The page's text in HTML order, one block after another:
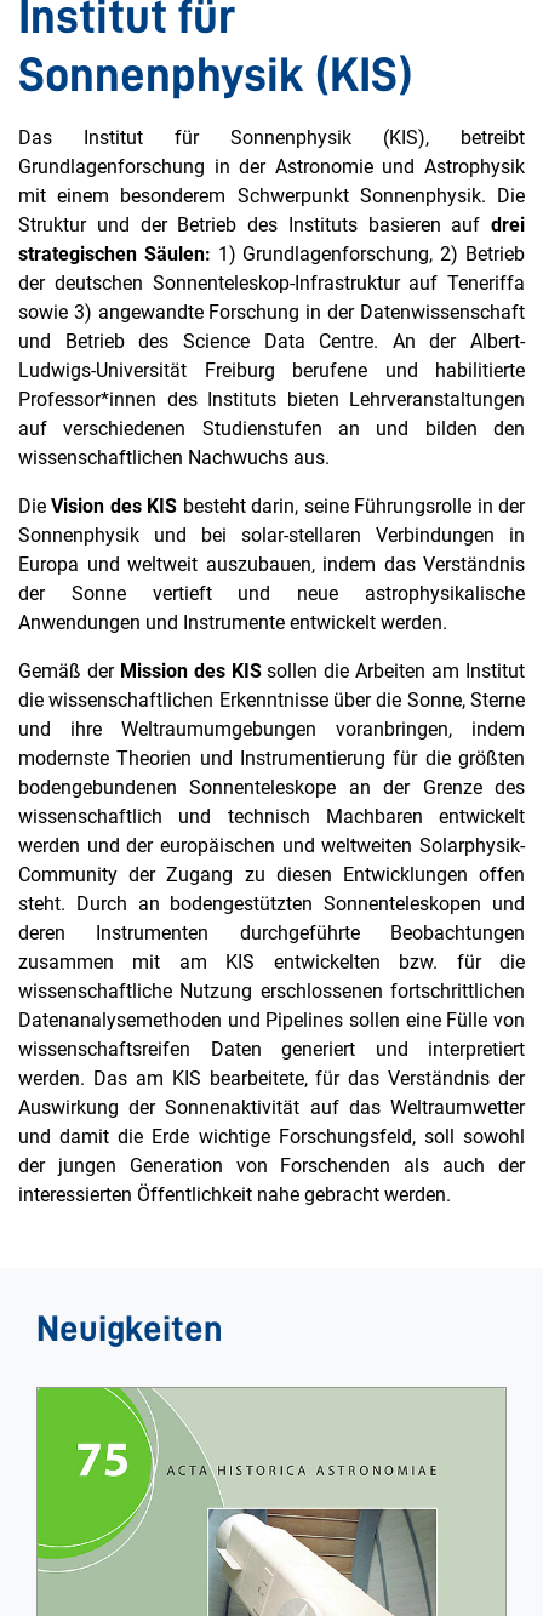
Institut für
Sonnenphysik (KIS)
Das Institut für Sonnenphysik (KIS), betreibt
Grundlagenforschung in der Astronomie und Astrophysik
mit einem besonderem Schwerpunkt Sonnenphysik. Die
Struktur und der Betrieb des Instituts basieren auf drei
strategischen Säulen: 1) Grundlagenforschung, 2) Betrieb
der deutschen Sonnenteleskop-Infrastruktur auf Teneriffa
sowie 3) angewandte Forschung in der Datenwissenschaft
und Betrieb des Science Data Centre. An der Albert-
Ludwigs-Universität Freiburg berufene und habilitierte
Professor*innen des Instituts bieten Lehrveranstaltungen
auf verschiedenen Studienstufen an und bilden den
wissenschaftlichen Nachwuchs aus.
DieVision des KIS besteht darin, seine Führungsrolle in der
Sonnenphysik und bei solar-stellaren Verbindungen in
Europa und weltweit auszubauen, indem das Verständnis
der Sonne vertieft und neue astrophysikalische
Anwendungen und Instrumente entwickelt werden.
Gemäß der Mission des KISsollen die Arbeiten am Institut
die wissenschaftlichen Erkenntnisse über die Sonne, Sterne
und ihre Weltraumumgebungen voranbringen, indem
modernste Theorien und Instrumentierung für die größten
bodengebundenen Sonnenteleskope an der Grenze des
wissenschaftlich und technisch Machbaren entwickelt
werden und der europäischen und weltweiten Solarphysik-
Community der Zugang zu diesen Entwicklungen offen
steht. Durch an bodengestützten Sonnenteleskopen und
deren Instrumenten durchgeführte Beobachtungen
zusammen mit am KIS entwickelten bzw. für die
wissenschaftliche Nutzung erschlossenen fortschrittlichen
Datenanalysemethoden und Pipelines sollen eine Fülle von
wissenschaftsreifen Daten generiert und interpretiert
werden. Das am KIS bearbeitete, für das Verständnis der
Auswirkung der Sonnenaktivität auf das Weltraumwetter
und damit die Erde wichtige Forschungsfeld, soll sowohl
der jungen Generation von Forschenden als auch der
interessierten Öffentlichkeit nahe gebracht werden.
Neuigkeiten